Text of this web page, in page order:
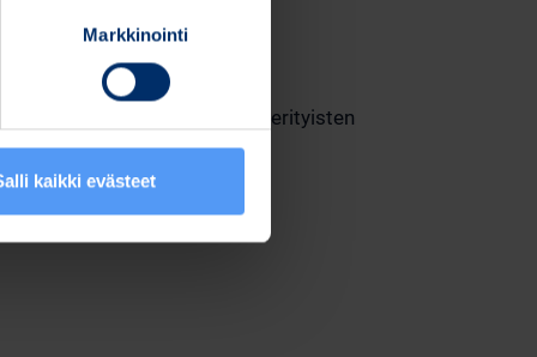
Markkinointi
kaikki evästeet
osakkeisiin oikeuttavien erityisten